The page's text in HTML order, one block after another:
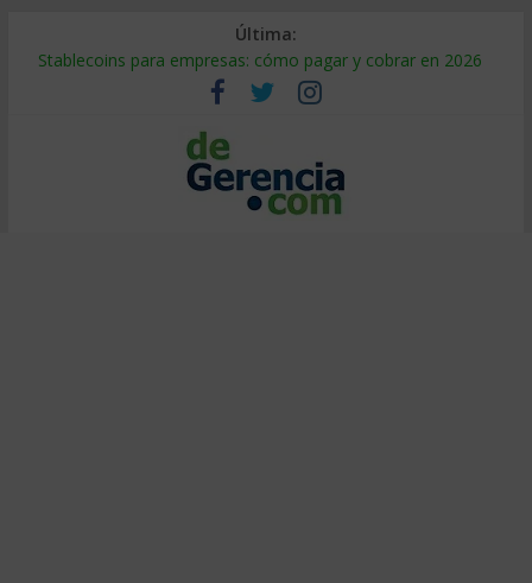
Última:
Stablecoins para empresas: cómo pagar y cobrar en 2026
Despido silencioso: qué es y por qué sale tan caro
IA en selección de personal: cómo auditarla a tiempo
Trabajo forzoso en la cadena de suministro: qué hacer
Mercado hispano de EE. UU.: cómo segmentarlo y venderle